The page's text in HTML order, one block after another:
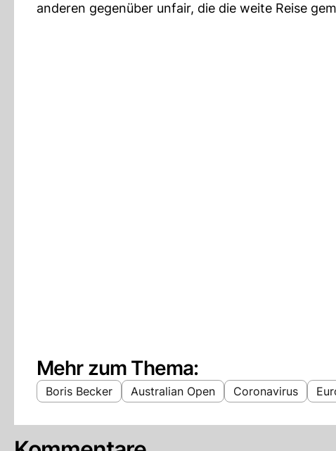
anderen gegenüber unfair, die die weite Reise
Mehr zum Thema:
Boris Becker Australian Open Coronavirus